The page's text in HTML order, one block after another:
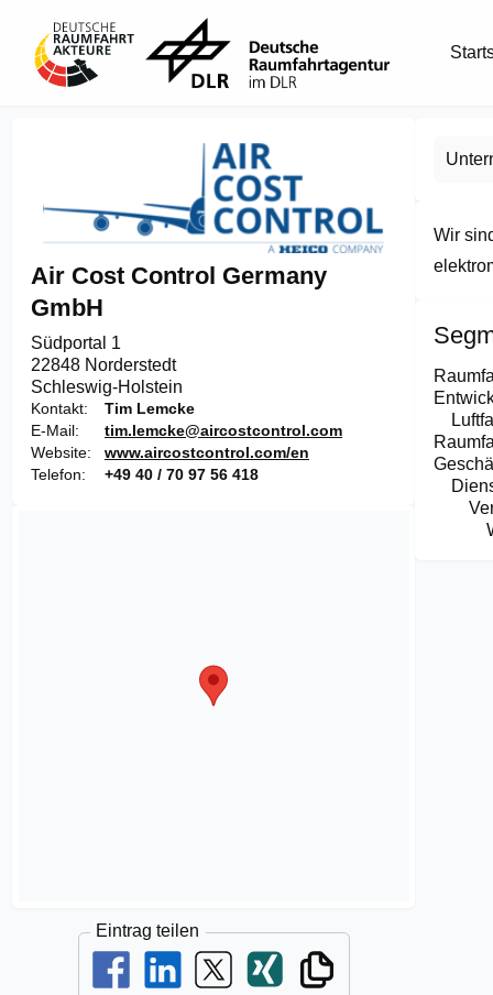
Air Cost Control Germany
GmbH
Südportal 1
22848 Norderstedt
Schleswig-Holstein
Kontakt
Tim Lemcke
E-Mail
tim.lemcke@aircostcontrol.com
Website
www.aircostcontrol.com/en
Telefon
+49 40 / 70 97 56 418
Eintrag teilen
Wir